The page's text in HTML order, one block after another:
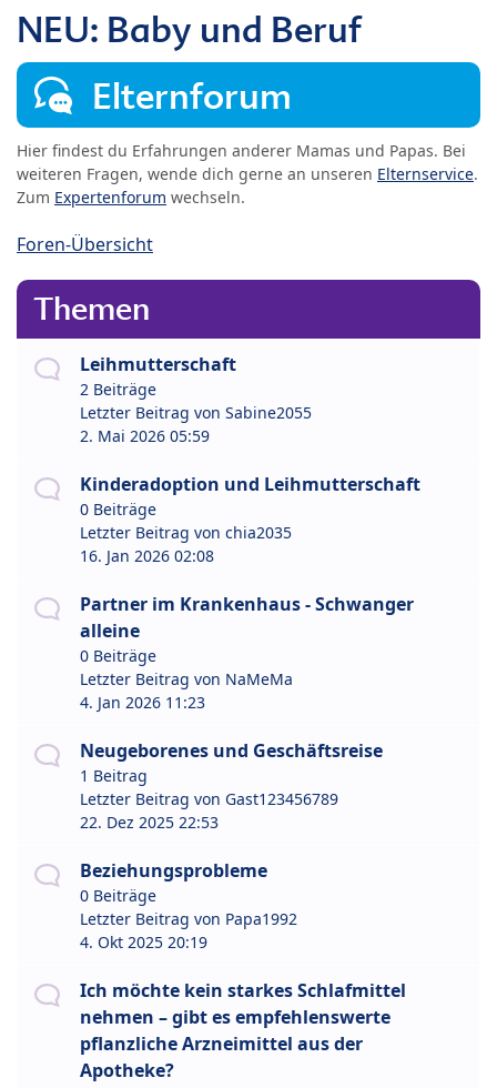
NEU: Baby und Beruf
Elternforum
Hier findest du Erfahrungen anderer Mamas und Papas. Bei
weiteren Fragen, wende dich gerne an unseren Elternservice.
Zum Expertenforum wechseln.
Foren-Übersicht
Themen
Leihmutterschaft
2 Beiträge
Letzter Beitrag von Sabine2055
2. Mai 2026 05:59
Kinderadoption und Leihmutterschaft
0 Beiträge
Letzter Beitrag von chia2035
16. Jan 2026 02:08
Partner im Krankenhaus - Schwanger
alleine
0 Beiträge
Letzter Beitrag von NaMeMa
4. Jan 2026 11:23
Neugeborenes und Geschäftsreise
1 Beitrag
Letzter Beitrag von Gast123456789
22. Dez 2025 22:53
Beziehungsprobleme
0 Beiträge
Letzter Beitrag von Papa1992
4. Okt 2025 20:19
Ich möchte kein starkes Schlafmittel
nehmen – gibt es empfehlenswerte
pflanzliche Arzneimittel aus der
Apotheke?